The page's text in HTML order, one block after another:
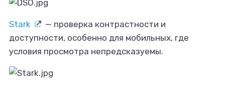
Stark
— проверка контрастности и
доступности, особенно для мобильных, где
условия просмотра непредсказуемы.